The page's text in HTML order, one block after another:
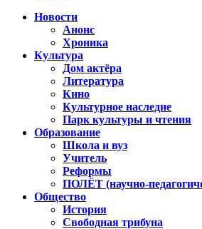
Новости
Анонс
Хроника
Культура
Дом актёра
Литература
Кино
Культурное наследие
Парк культуры и чтения
Образование
Школа и вуз
Учитель
Реформы
ПОЛЁТ (научно-
Общество
История
Свободная трибуна